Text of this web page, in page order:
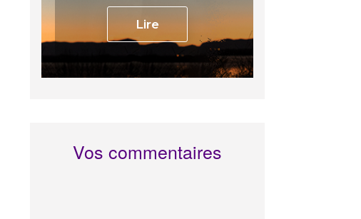
Lire
Vos commentaires